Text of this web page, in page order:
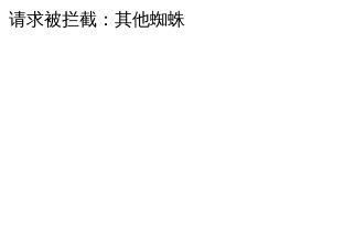
请求被拦截：其他蜘蛛